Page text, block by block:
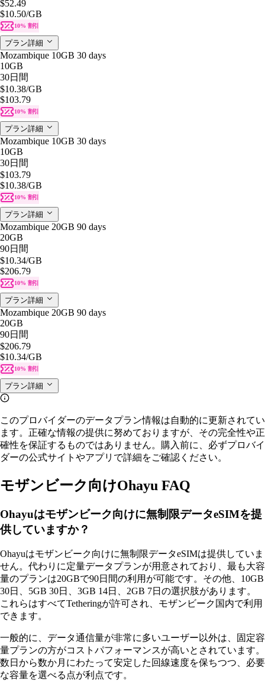
$52.49
$10.50/GB
10% 割引
プラン詳細
Mozambique 10GB 30 days
10GB
30日間
$10.38/GB
$103.79
10% 割引
プラン詳細
Mozambique 10GB 30 days
10GB
30日間
$103.79
$10.38/GB
10% 割引
プラン詳細
Mozambique 20GB 90 days
20GB
90日間
$10.34/GB
$206.79
10% 割引
プラン詳細
Mozambique 20GB 90 days
20GB
90日間
$206.79
$10.34/GB
10% 割引
プラン詳細
このプロバイダーのデータプラン情報は自動的に更新されてい
ます。正確な情報の提供に努めておりますが、その完全性や正
確性を保証するものではありません。購入前に、必ずプロバイ
ダーの公式サイトやアプリで詳細をご確認ください。
モザンビーク向けOhayu FAQ
Ohayuはモザンビーク向けに無制限データeSIMを提
供していますか？
Ohayuはモザンビーク向けに無制限データeSIMは提供していま
せん。代わりに定量データプランが用意されており、最も大容
量のプランは20GBで90日間の利用が可能です。その他、10GB
30日、5GB 30日、3GB 14日、2GB 7日の選択肢があります。
これらはすべてTetheringが許可され、モザンビーク国内で利用
できます。
一般的に、データ通信量が非常に多いユーザー以外は、固定容
量プランの方がコストパフォーマンスが高いとされています。
数日から数か月にわたって安定した回線速度を保ちつつ、必要
な容量を選べる点が利点です。